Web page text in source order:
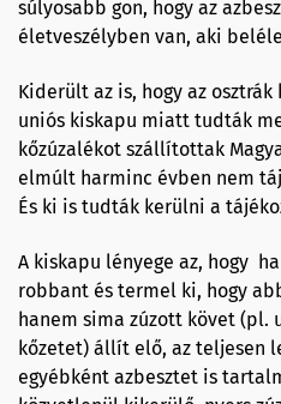
súlyosabb gon, hogy az
életveszélyben van, aki
Kiderült az is, hogy az
uniós kiskapu miatt tudták
kőzúzalékot szállítottak
elmúlt harminc évben nem
És ki is tudták kerülni a
A kiskapu lényege az, hogy
robbant és termel ki, hogy
hanem sima zúzott követ (pl.
kőzetet) állít elő, az teljesen
egyébként azbesztet is